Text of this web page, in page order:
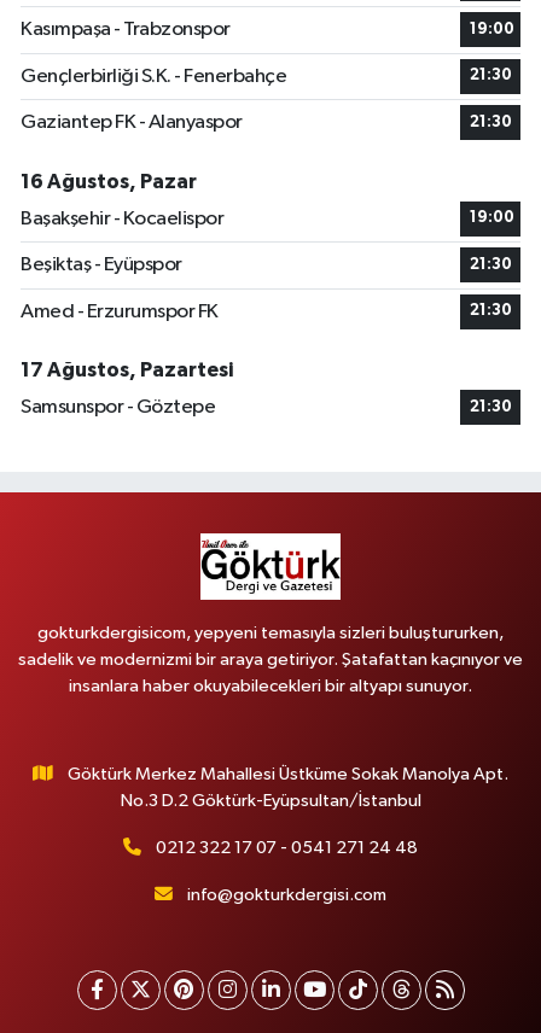
Kasımpaşa - Trabzonspor 19:00
Gençlerbirliği S.K. - Fenerbahçe 21:30
Gaziantep FK - Alanyaspor 21:30
16 Ağustos, Pazar
Başakşehir - Kocaelispor
19:00
Beşiktaş - Eyüpspor 21:30
Amed - Erzurumspor FK 21:30
17 Ağustos, Pazartesi
Samsunspor - Göztepe
21:30
gokturkdergisicom, yepyeni temasıyla sizleri buluştururken,
sadelik ve modernizmi bir araya getiriyor. Şatafattan kaçınıyor ve
insanlara haber okuyabilecekleri bir altyapı sunuyor.
Göktürk Merkez Mahallesi Üstküme Sokak Manolya Apt.
No.3 D.2 Göktürk-Eyüpsultan/İstanbul
0212 322 17 07 - 0541 271 24 48
info@gokturkdergisi.com